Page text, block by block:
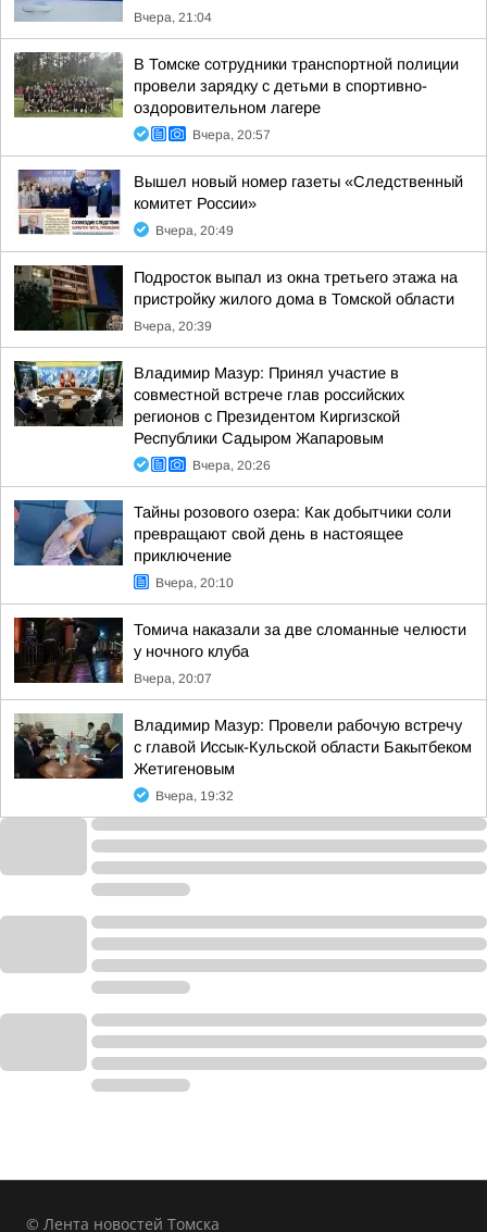
Вчера, 21:04
В Томске сотрудники транспортной полиции
провели зарядку с детьми в спортивно-
оздоровительном лагере
Вчера, 20:57
Вышел новый номер газеты «Следственный
комитет России»
Вчера, 20:49
Подросток выпал из окна третьего этажа на
пристройку жилого дома в Томской области
Вчера, 20:39
Владимир Мазур: Принял участие в
совместной встрече глав российских
регионов с Президентом Киргизской
Республики Садыром Жапаровым
Вчера, 20:26
Тайны розового озера: Как добытчики соли
превращают свой день в настоящее
приключение
Вчера, 20:10
Томича наказали за две сломанные челюсти
у ночного клуба
Вчера, 20:07
Владимир Мазур: Провели рабочую встречу
с главой Иссык-Кульской области Бакытбеком
Жетигеновым
Вчера, 19:32
© Лента новостей Томска